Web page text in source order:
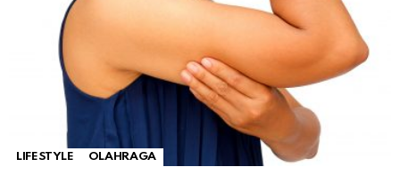
LIFESTYLE OLAHRAGA